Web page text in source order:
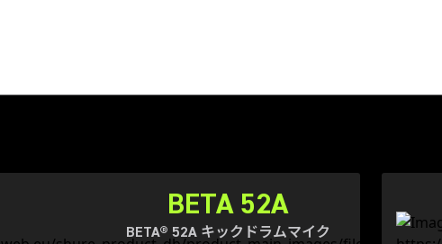
BETA 52A
BETA® 52A キックドラムマイク